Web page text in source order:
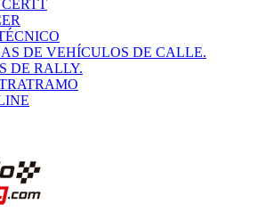
DE VEHÍCULOS DE CALLE.
DE RALLY.